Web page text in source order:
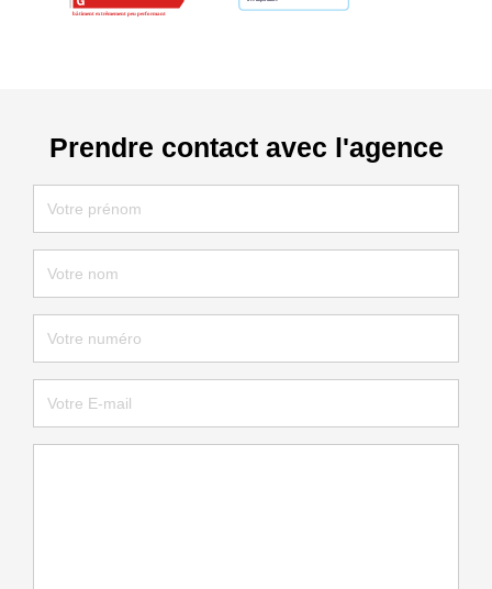
Prendre contact avec l'agence